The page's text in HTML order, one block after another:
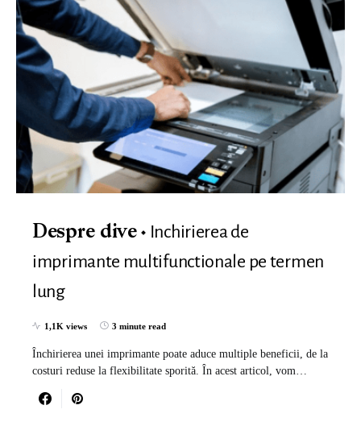
Despre dive
Inchirierea de
imprimante multifunctionale pe termen
lung
1,1K views 3 minute read
Închirierea unei imprimante poate aduce multiple beneficii, de la
costuri reduse la flexibilitate sporită. În acest articol, vom…